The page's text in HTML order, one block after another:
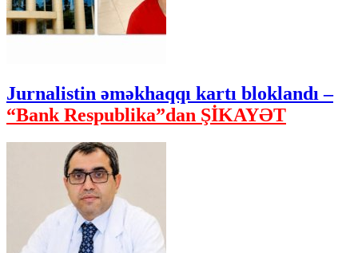
Jurnalistin əməkhaqqı kartı bloklandı –
“Bank Respublika”dan ŞİKAYƏT